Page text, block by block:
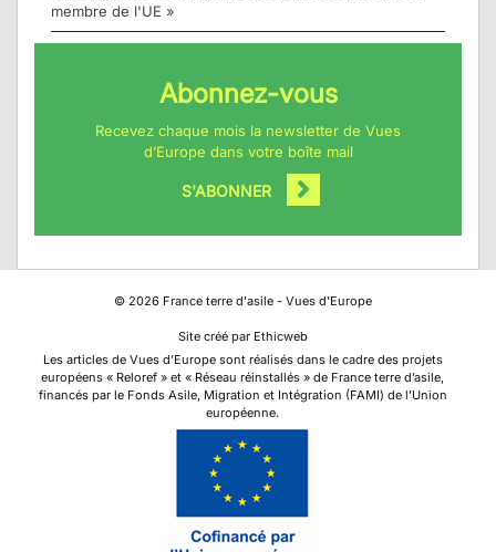
membre de l'UE »
Abonnez-vous
Recevez chaque mois la newsletter de Vues
d’Europe dans votre boîte mail
S'ABONNER
© 2026France terre d'asile - Vues d'Europe
Site créé par Ethicweb
Les articles de Vues d’Europe sont réalisés dans le cadre des projets
européens « Reloref » et « Réseau réinstallés » de France terre d’asile,
financés par le Fonds Asile, Migration et Intégration (FAMI) de l’Union
européenne.